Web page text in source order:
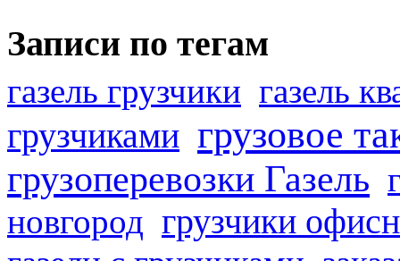
Записи по тегам
газель грузчики газель
грузчиками грузовое
грузоперевозки Газель
новгород грузчики